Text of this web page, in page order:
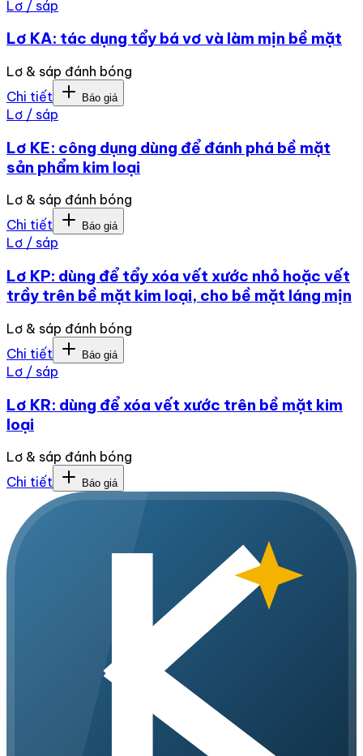
Lơ / sáp
Lơ KA: tác dụng tẩy bá vơ và làm mịn bề mặt
Lơ & sáp đánh bóng
Chi tiết
Báo giá
Lơ / sáp
Lơ KE: công dụng dùng để đánh phá bề mặt
sản phẩm kim loại
Lơ & sáp đánh bóng
Chi tiết
Báo giá
Lơ / sáp
Lơ KP: dùng để tẩy xóa vết xước nhỏ hoặc vết
trầy trên bề mặt kim loại, cho bề mặt láng mịn
Lơ & sáp đánh bóng
Chi tiết
Báo giá
Lơ / sáp
Lơ KR: dùng để xóa vết xước trên bề mặt kim
loại
Lơ & sáp đánh bóng
Chi tiết
Báo giá